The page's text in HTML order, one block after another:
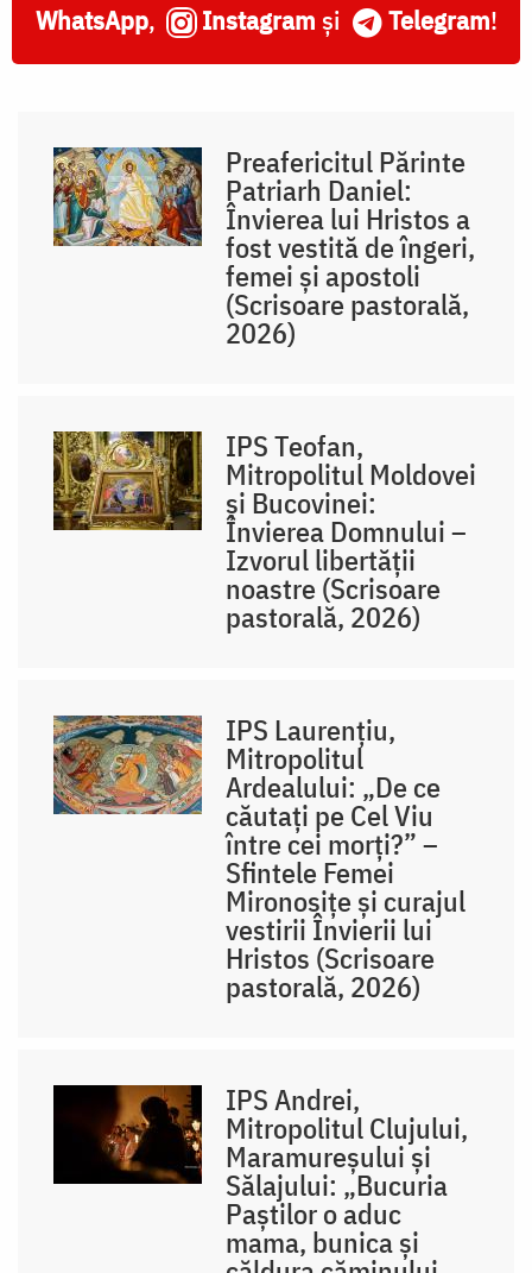
WhatsApp, Instagram și Telegram!
Preafericitul Părinte
Patriarh Daniel:
Învierea lui Hristos a
fost vestită de îngeri,
femei și apostoli
(Scrisoare pastorală,
2026)
IPS Teofan,
Mitropolitul Moldovei
și Bucovinei:
Învierea Domnului –
Izvorul libertăţii
noastre (Scrisoare
pastorală, 2026)
IPS Laurențiu,
Mitropolitul
Ardealului: „De ce
căutați pe Cel Viu
între cei morți?” –
Sfintele Femei
Mironosițe și curajul
vestirii Învierii lui
Hristos (Scrisoare
pastorală, 2026)
IPS Andrei,
Mitropolitul Clujului,
Maramureșului și
Sălajului: „Bucuria
Paștilor o aduc
mama, bunica și